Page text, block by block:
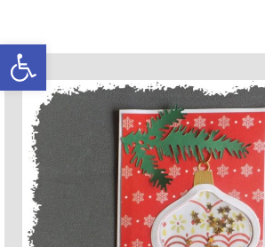
Ouvrir la barre d’outils